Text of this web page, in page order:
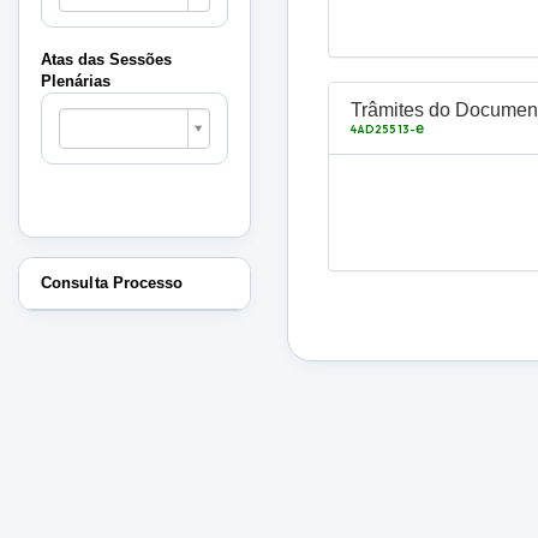
Sessões
Plenárias
Atas das Sessões
Plenárias
Atas
Sessões
Plenárias
Consulta Processo
Trâmites do
4AD25513-e